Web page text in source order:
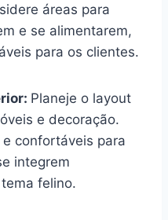
áreas para
e se alimentarem,
para os clientes.
Planeje o layout
e decoração.
confortáveis para
integrem
felino.